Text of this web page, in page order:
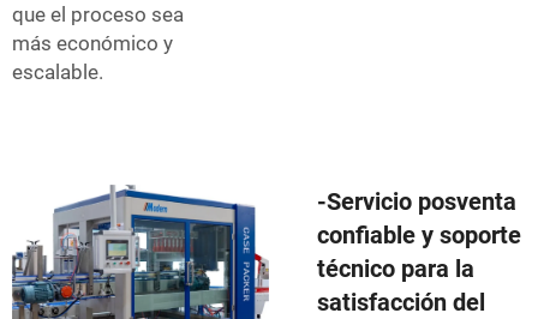
que el proceso sea
más económico y
escalable.
-Servicio posventa
confiable y soporte
técnico para la
satisfacción del